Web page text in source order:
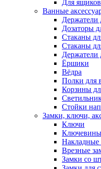
Для ящиков
Ванные
Держатели
Дозаторы
Стаканы
Стаканы
Держатели
Ёршики
Вёдра
Полки для
Корзины
Стойки
Замки, ключи,
Ключи
Ключевины
Накладные
Врезные
Замки со